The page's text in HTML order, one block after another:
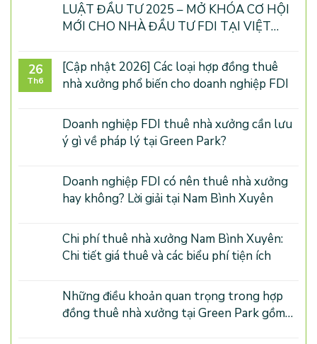
LUẬT ĐẦU TƯ 2025 – MỞ KHÓA CƠ HỘI
MỚI CHO NHÀ ĐẦU TƯ FDI TẠI VIỆT
26
Th6
[Cập nhật 2026] Các loại hợp đồng thuê
nhà xưởng phổ biến cho doanh nghiệp FDI
Doanh nghiệp FDI thuê nhà xưởng cần lưu
ý gì về pháp lý tại Green Park?
Doanh nghiệp FDI có nên thuê nhà xưởng
hay không? Lời giải tại Nam Bình Xuyên
Chi phí thuê nhà xưởng Nam Bình Xuyên:
Chi tiết giá thuê và các biểu phí tiện ích
Những điều khoản quan trọng trong hợp
đồng thuê nhà xưởng tại Green Park gồm